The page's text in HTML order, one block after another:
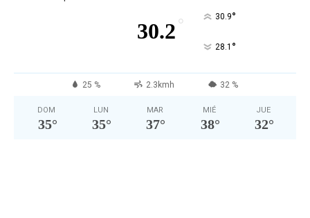
30.2 ° 30.9°
28.1 °
25 % 2.3kmh 32 %
DOM
35°
LUN
35°
MAR
37°
MIÉ
38°
JUE
32°